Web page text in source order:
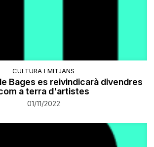
CULTURA I MITJANS
Bages es reivindicarà divendres
a terra d'artistes
01/11/2022